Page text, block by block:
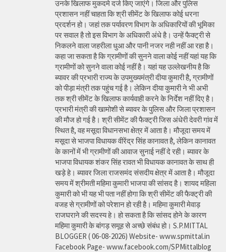
उनके खिलाफ मुकदमे दर्ज किए जाएंगे। जिला और पुलिस
प्रशासन नहीं चाहता कि श्री सीमेंट के खिलाफ कोई धरना
प्रदर्शन हो। जहां तक पर्यावरण विभाग के अधिकारियों की भूमिका
पर सवाल है तो इस विभाग के अधिकारी अंधे है। उन्हें फैक्ट्री से
निकलने वाला जहरीला धुआ और पानी नजर नही नहीं आ रहा है।
कहा जा सकता है कि ग्रामीणों की सुनने वाला कोई नहीं यहां यह कि
ग्रामीणों को सुनने वाला कोई नहीं है। यहां यह उल्लेखनीय है कि
ब्यावर की प्रभारी राज्य के उपमुख्यमंत्री दीया कुमारी है, ग्रामीणों
को पीड़ा मंत्री तक पहुंच गई है। लेकिन दीया कुमारी ने भी अभी
तक श्री सीमेंट के खिलाफ कार्यवाही करने के निर्देश नहीं दिए है।
प्रभारी मंत्री की खामोशी से ब्यावर के पुलिस और जिला प्रशासन
की मौज हो गई है। श्री सीमेंट की फैक्ट्री जिस अंधेरी देवरी गांव में
स्थित है, वह मसूदा विधानसभा क्षेत्र में आता है। मौजूदा समय में
मसूदा से भाजपा विधायक वीरेंद्र सिंह कानावत है, लेकिन कानावत
के कानों में भी ग्रामीणों की आवाज सुनाई नहीं दे रही। ब्यावर के
भाजपा विधायक शंकर सिंह रावत भी विधायक कानावत के साथ ही
खड़े हे। ब्यावर जिला राजसमंद संसदीय क्षेत्र में आता है। मौजूदा
समय में श्रीमती महिमा कुमारी भाजपा की सांसद है। शायद महिला
कुमारी को भी यह भी पता नहीं होगा कि श्री सीमेंट की फैक्ट्री की
वजह से ग्रामीणों को परेशान हो रही है। महिमा कुमारी मेवाड़
राजघराने की सदस्य हे। हो सकता है कि सांसद होने के कारण
महिमा कुमारी के बांगड़ समूह से अच्छे संबंध हो। S.P.MITTAL
BLOGGER ( 06-08-2026) Website- www.spmittal.in
Facebook Page- www.facebook.com/SPMittalblog